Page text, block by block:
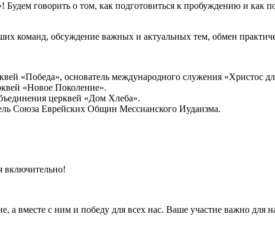
говорить о том, как подготовиться к пробуждению и как
команд, обсуждение важных и актуальных тем, обмен
«Победа», основатель международного служения «Христос
«Новое Поколение».
церквей «Дом Хлеба».
Союза Еврейских Общин Мессианского Иудаизма.
включительно!
а вместе с ним и победу для всех нас. Ваше участие важно для